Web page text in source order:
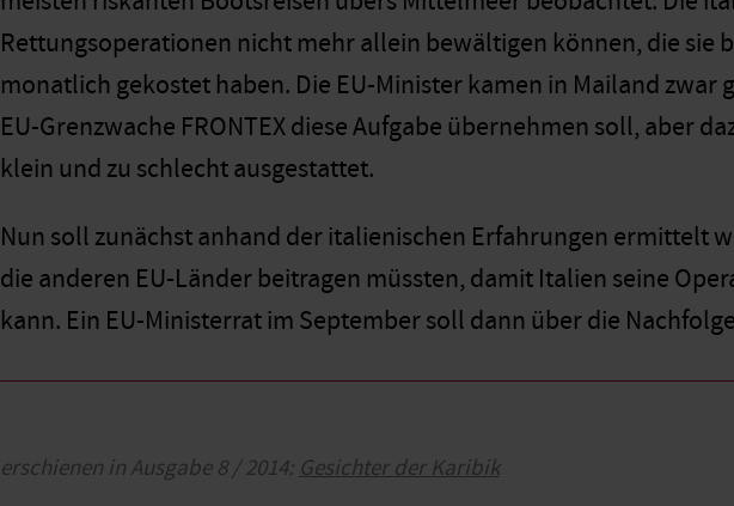
Rettungsoperationen nicht mehr allein bewältigen können, die sie
monatlich gekostet haben. Die EU-Minister kamen in Mailand zwar
EU-Grenzwache FRONTEX diese Aufgabe übernehmen soll, aber
klein und zu schlecht ausgestattet.
Nun soll zunächst anhand der italienischen Erfahrungen ermittelt
die anderen EU-Länder beitragen müssten, damit Italien seine
kann. Ein EU-Ministerrat im September soll dann über die
erschienen in Ausgabe 8 / 2014:Gesichter der Karibik